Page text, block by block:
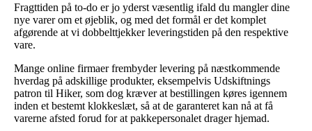
Fragttiden på to-do er jo yderst væsentlig ifald du mangler dine
nye varer om et øjeblik, og med det formål er det komplet
afgørende at vi dobbelttjekker leveringstiden på den respektive
vare.
Mange online firmaer frembyder levering på næstkommende
hverdag på adskillige produkter, eksempelvis Udskiftnings
patron til Hiker, som dog kræver at bestillingen køres igennem
inden et bestemt klokkeslæt, så at de garanteret kan nå at få
varerne afsted forud for at pakkepersonalet drager hjemad.